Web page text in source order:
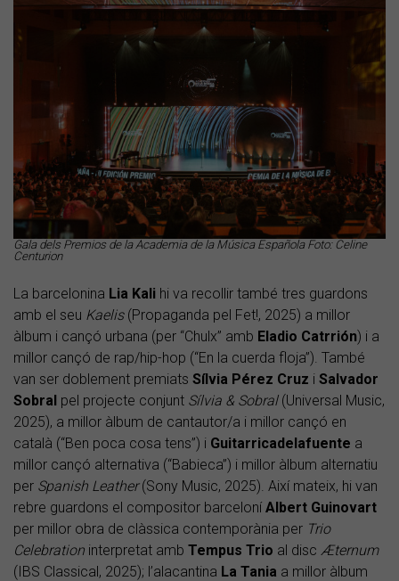
Gala dels Premios de la Academia de la Música Española Foto: Celine
Centurion
La barcelonina Lia Kali hi va recollir també tres guardons
amb el seu Kaelis(Propaganda pel Fet!, 2025) a millor
àlbum i cançó urbana (per “Chulx” amb Eladio Catrrión) i a
millor cançó de rap/hip-hop (“En la cuerda floja”). També
van ser doblement premiats Sílvia Pérez Cruz i Salvador
Sobral pel projecte conjunt Sílvia & Sobral(Universal Music,
2025), a millor àlbum de cantautor/a i millor cançó en
català (“Ben poca cosa tens”) i Guitarricadelafuente a
millor cançó alternativa (“Babieca”) i millor àlbum alternatiu
per Spanish Leather(Sony Music, 2025). Així mateix, hi van
rebre guardons el compositor barceloní Albert Guinovart
per millor obra de clàssica contemporània per Trio
Celebration interpretat amb Tempus Trio al disc Æternum
(IBS Classical, 2025); l’alacantina La Tania a millor àlbum